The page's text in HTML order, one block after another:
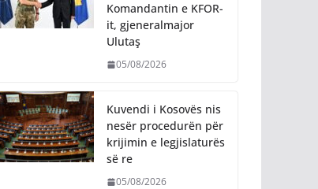
Komandantin e KFOR-
it, gjeneralmajor
Ulutaş
05/08/2026
Kuvendi i Kosovës nis
nesër procedurën për
krijimin e legjislaturës
së re
05/08/2026